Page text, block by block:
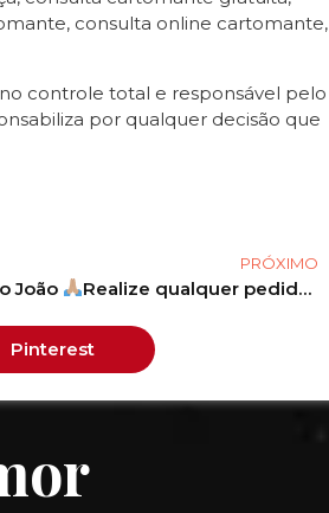
consulta online cartomante,
controle total e responsável pelo
por qualquer decisão que
PRÓXIMO
João Realize qualquer pedido! #amor #atracao #simpatias #shorts #viral
Pinterest